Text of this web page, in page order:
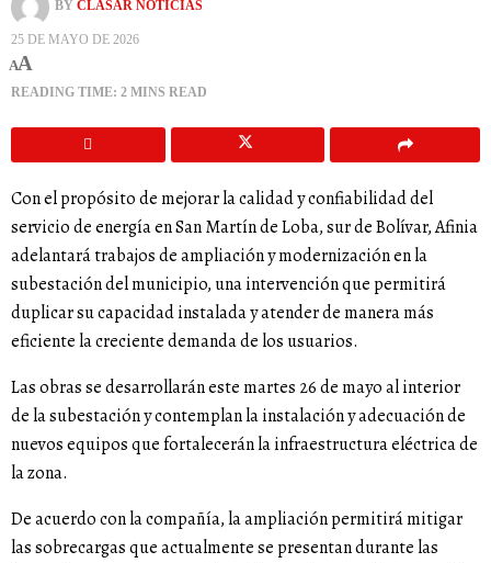
BY CLASAR NOTICIAS
25 DE MAYO DE 2026
AA
READING TIME: 2 MINS READ
Con el propósito de mejorar la calidad y confiabilidad del
servicio de energía en San Martín de Loba, sur de Bolívar, Afinia
adelantará trabajos de ampliación y modernización en la
subestación del municipio, una intervención que permitirá
duplicar su capacidad instalada y atender de manera más
eficiente la creciente demanda de los usuarios.
Las obras se desarrollarán este martes 26 de mayo al interior
de la subestación y contemplan la instalación y adecuación de
nuevos equipos que fortalecerán la infraestructura eléctrica de
la zona.
De acuerdo con la compañía, la ampliación permitirá mitigar
las sobrecargas que actualmente se presentan durante las